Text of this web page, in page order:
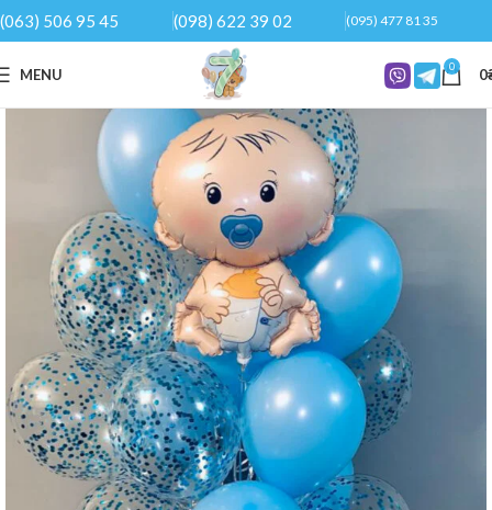
(063) 506 95 45 (098) 622 39 02 (095) 477 81 35
MENU 0 0